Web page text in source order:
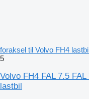
foraksel til Volvo FH4
5
Volvo FH4 FAL 7.5
lastbil